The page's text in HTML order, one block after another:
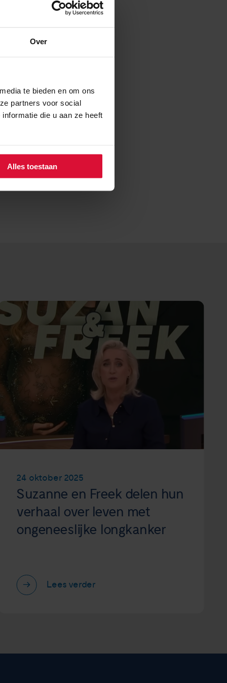
Over
te bieden en om ons
partners voor social
die u aan ze heeft
Alles toestaan
24 oktober 2025
Suzanne en Freek delen hun
verhaal over leven met
ongeneeslijke longkanker
Lees verder